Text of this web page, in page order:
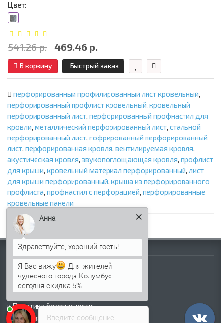
Цвет:
541.26 р. 469.46 р.
В корзину Быстрый заказ
перфорированный профилированный лист кровельный,
перфорированный профлист кровельный, кровельный
перфорированный лист, перфорированный профнастил для
кровли, металлический перфорированный лист, стальной
перфорированный лист, гофрированный перфорированный
лист, перфорированная кровля, вентилируемая кровля,
акустическая кровля, звукопоглощающая кровля, профлист
для крыши, кровельный материал перфорированный, лист
для крыши перфорированный, крыша из перфорированного
профлиста, профнастил с перфорацией, перфорированные
кровельные панели
Информация
Палитра RAL
Информация о компании
Информация о доставке
Политика безопасности
Условия соглашенияВведите сообщение
Анна
Я Вас вижу
Для жителей
чудесного города Колумбус
сегодня скидка 5%